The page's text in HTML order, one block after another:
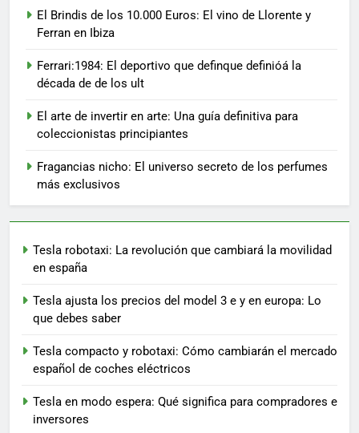
El Brindis de los 10.000 Euros: El vino de Llorente y
Ferran en Ibiza
Ferrari:1984: El deportivo que definque definióá la
década de de los ult
El arte de invertir en arte: Una guía definitiva para
coleccionistas principiantes
Fragancias nicho: El universo secreto de los perfumes
más exclusivos
Tesla robotaxi: La revolución que cambiará la movilidad
en españa
Tesla ajusta los precios del model 3 e y en europa: Lo
que debes saber
Tesla compacto y robotaxi: Cómo cambiarán el mercado
español de coches eléctricos
Tesla en modo espera: Qué significa para compradores e
inversores